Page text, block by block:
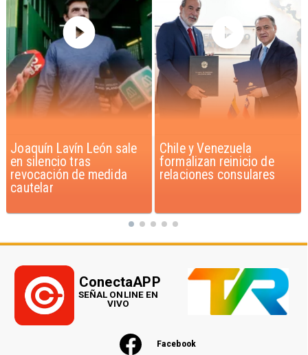
Chile y Venezuela
formalizan reinicio de
relaciones consulares
Feriantes rechazan
dichos de Camila Flores
sobre Fabiola Campillai
Facebook
ConectaAPP
SEÑAL ONLINE EN
VIVO